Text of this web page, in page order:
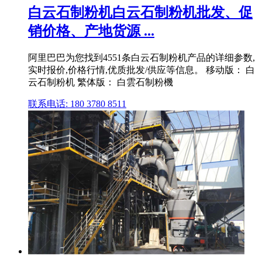
白云石制粉机白云石制粉机批发、促
销价格、产地货源 ...
阿里巴巴为您找到4551条白云石制粉机产品的详细参数,
实时报价,价格行情,优质批发/供应等信息。 移动版： 白
云石制粉机 繁体版： 白雲石制粉機
联系电话: 180 3780 8511